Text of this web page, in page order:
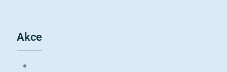
Akce